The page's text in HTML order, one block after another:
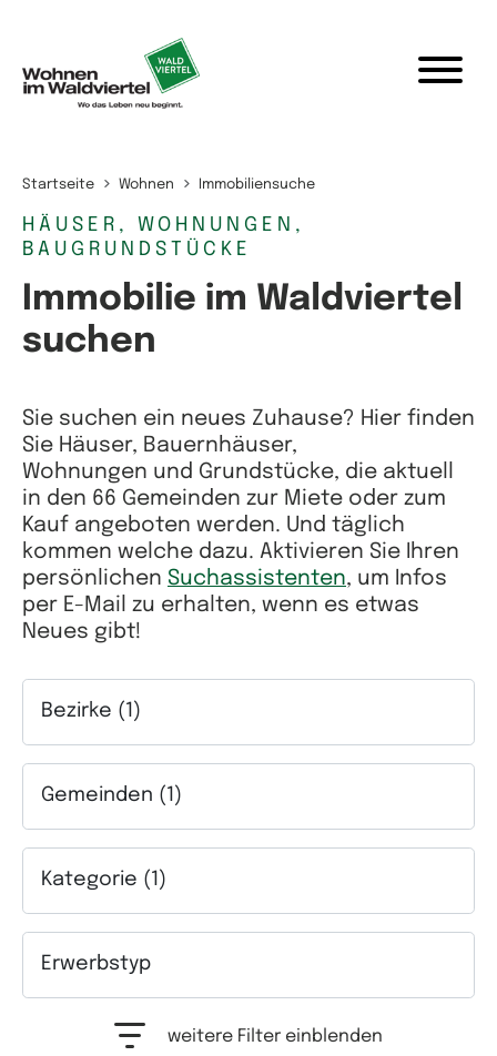
Startseite Wohnen Immobiliensuche
HÄUSER, WOHNUNGEN,
BAUGRUNDSTÜCKE
Immobilie im Waldviertel
suchen
Sie suchen ein neues Zuhause? Hier finden
Sie Häuser, Bauernhäuser,
Wohnungen und Grundstücke, die aktuell
in den 66 Gemeinden zur Miete oder zum
Kauf angeboten werden. Und täglich
kommen welche dazu. Aktivieren Sie Ihren
persönlichen Suchassistenten, um Infos
per E-Mail zu erhalten, wenn es etwas
Neues gibt!
Bezirke (1)
Gemeinden (1)
Kategorie (1)
Erwerbstyp
weitere Filter einblenden